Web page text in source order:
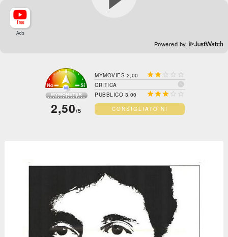
Powered by
2,50/5
MYMOVIES 2,00    
CRITICA 
PUBBLICO 3,00   
CONSIGLIATO NÌ